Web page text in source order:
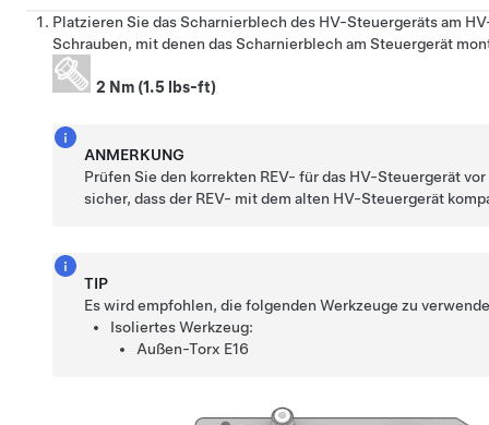
Platzieren Sie das Scharnierblech des HV-Steuergeräts am
Schrauben, mit denen das Scharnierblech am Steuergerät
2 Nm (1.5 lbs-ft)
ANMERKUNG
Prüfen Sie den korrekten REV- für das HV-Steuergerät
sicher, dass der REV- mit dem alten HV-Steuergerät
TIP
Es wird empfohlen, die folgenden Werkzeuge zu
Isoliertes Werkzeug:
Außen-Torx E16